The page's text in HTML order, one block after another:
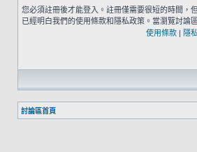
您必須註冊後才能登入。註冊僅需要很短的時間，
已經明白我們的使用條款和隱私政策。當瀏覽討論
使用條款 | 隱
討論區首頁